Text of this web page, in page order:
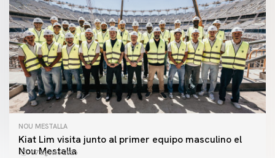
NOU MESTALLA
Kiat Lim visita junto al primer equipo masculino el
Nou Mestalla
07 agosto 2026